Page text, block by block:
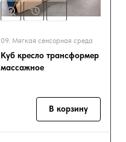
09. Мягкая сенсорная среда
Куб кресло трансформер
массажное
В корзину